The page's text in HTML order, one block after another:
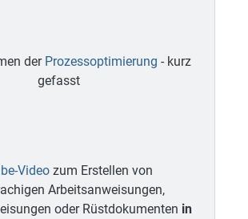
der Prozessoptimierung - kurz
gefasst
Video zum Erstellen von
Arbeitsanweisungen,
oder Rüstdokumenten in